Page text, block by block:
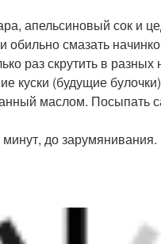
апельсиновый сок и
обильно смазать
раз скрутить в
куски (будущие
маслом. Посыпать
минут, до зарумянивания.